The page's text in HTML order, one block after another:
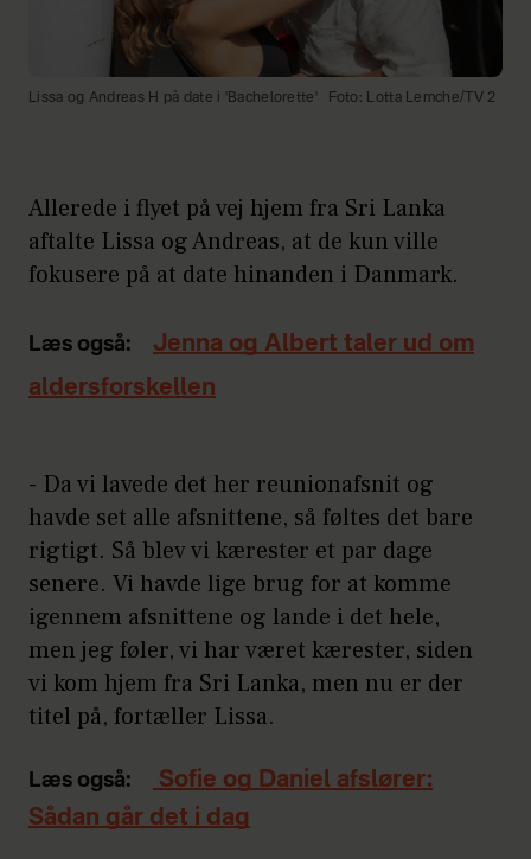
Lissa og Andreas H på date i 'Bachelorette' Foto: Lotta Lemche/TV 2
Allerede i flyet på vej hjem fra Sri Lanka
aftalte Lissa og Andreas, at de kun ville
fokusere på at date hinanden i Danmark.
Læs også:
Jenna og Albert taler ud om
aldersforskellen
- Da vi lavede det her reunionafsnit og
havde set alle afsnittene, så føltes det bare
rigtigt. Så blev vi kærester et par dage
senere. Vi havde lige brug for at komme
igennem afsnittene og lande i det hele,
men jeg føler, vi har været kærester, siden
vi kom hjem fra Sri Lanka, men nu er der
titel på, fortæller Lissa.
Læs også:
Sofie og Daniel afslører:
Sådan går det i dag